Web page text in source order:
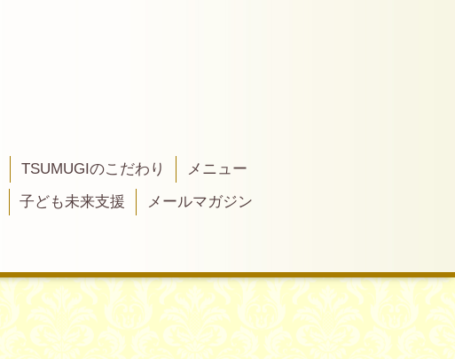
TSUMUGIのこだわり
メニュー
子ども未来支援
メールマガジン